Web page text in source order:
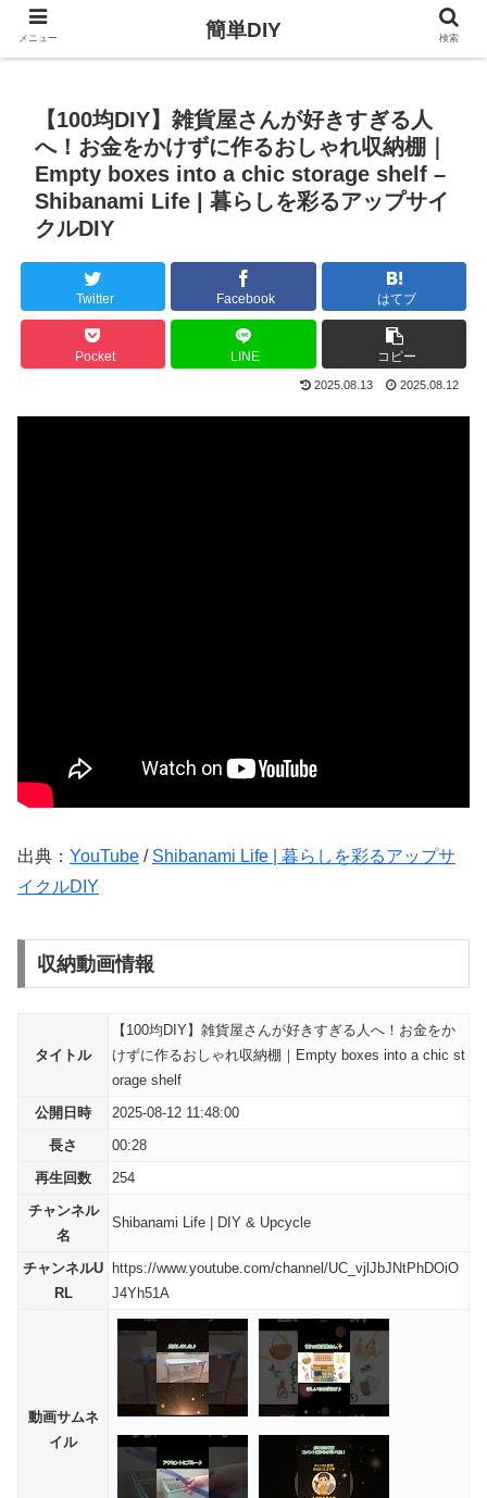
【100均DIY】雑貨屋さんが好きすぎる人
へ！お金をかけずに作るおしゃれ収納棚｜
Empty boxes into a chic storage shelf –
Shibanami Life | 暮らしを彩るアップサイ
クルDIY
Twitter Facebook はてブ
Pocket LINE コピー
2025.08.13 2025.08.12
出典： YouTube / Shibanami Life | 暮らしを彩るアップサ
イクルDIY
収納動画情報
タイトル
【100均DIY】雑貨屋さんが好きすぎる人へ！お金をか
けずに作るおしゃれ収納棚｜Empty boxes into a chic st
orage shelf
公開日時
2025-08-12 11:48:00
長さ
00:28
再生回数
254
チャンネル
名
Shibanami Life | DIY & Upcycle
チャンネルU
RL
https://www.youtube.com/channel/UC_vjlJbJNtPhDOiO
J4Yh51A
動画サムネ
イル
メニュー 簡単DIY 検索